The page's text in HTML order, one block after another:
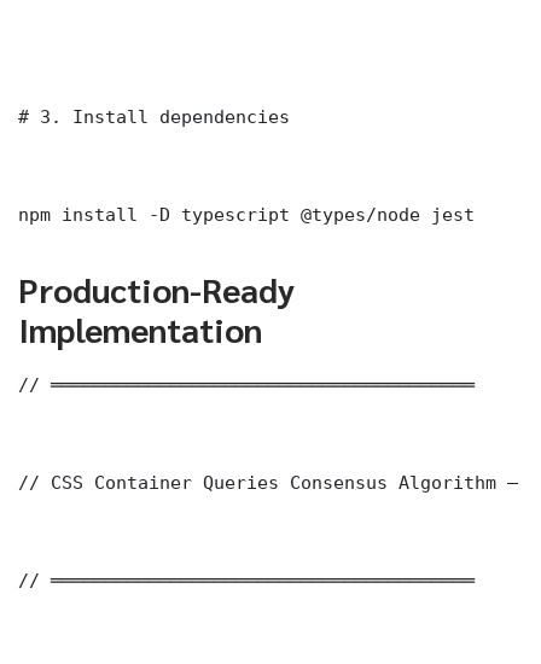
# 3. Install dependencies
npm install -D typescript @types/node jest
Production-Ready
Implementation
// ═══════════════════════════════════════
// CSS Container Queries Consensus Algorithm —
// ═══════════════════════════════════════